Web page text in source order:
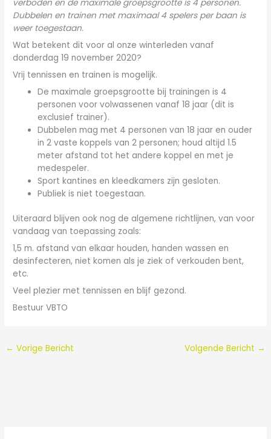
verboden en de maximale groepsgrootte is 4 personen.
Dubbelen en trainen met maximaal 4 spelers per baan is
weer toegestaan.
Wat betekent dit voor al onze winterleden vanaf
donderdag 19 november 2020?
Vrij tennissen en trainen is mogelijk.
De maximale groepsgrootte bij trainingen is 4
personen voor volwassenen vanaf 18 jaar (dit is
exclusief trainer).
Dubbelen mag met 4 personen van 18 jaar en ouder
in 2 vaste koppels van 2 personen; houd altijd 1.5
meter afstand tot het andere koppel en met je
medespeler.
Sport kantines en kleedkamers zijn gesloten.
Publiek is niet toegestaan.
Uiteraard blijven ook nog de algemene richtlijnen, van voor
vandaag van toepassing zoals:
1,5 m. afstand van elkaar houden, handen wassen en
desinfecteren, niet komen als je ziek of verkouden bent,
etc.
Veel plezier met tennissen en blijf gezond.
Bestuur VBTO
← Vorige Bericht Volgende Bericht →